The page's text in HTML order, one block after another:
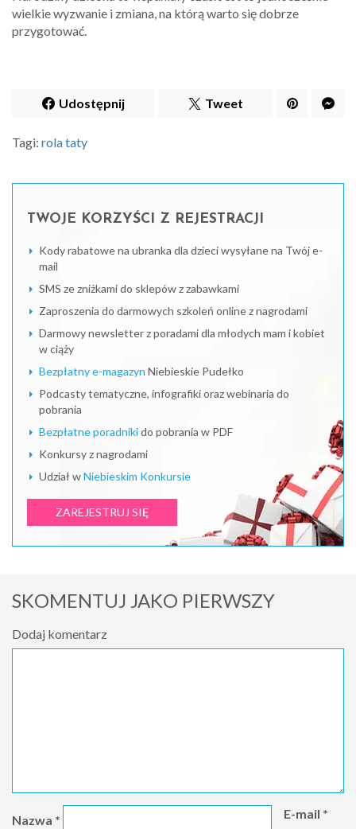
wielkie wyzwanie i zmiana, na którą warto się dobrze
przygotować.
Udostępnij Tweet
Tagi: rola taty
TWOJE KORZYŚCI Z REJESTRACJI
Kody rabatowe na ubranka dla dzieci wysyłane na Twój e-
mail
SMS ze zniżkami do sklepów z zabawkami
Zaproszenia do darmowych szkoleń online z nagrodami
Darmowy newsletter z poradami dla młodych mam i kobiet
w ciąży
Bezpłatny e-magazyn Niebieskie Pudełko
Podcasty tematyczne, infografiki oraz webinaria do
pobrania
Bezpłatne poradnikido pobrania w PDF
Konkursy z nagrodami
Udział wNiebieskim Konkursie
ZAREJESTRUJ SIĘ
SKOMENTUJ JAKO PIERWSZY
Dodaj komentarz
Nazwa * E-mail *